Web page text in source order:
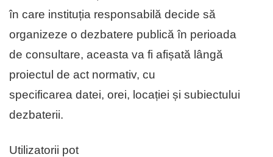
în care instituția responsabilă decide să
organizeze o dezbatere publică în perioada
de consultare, aceasta va fi afișată lângă
proiectul de act normativ, cu
specificarea datei, orei, locației și subiectului
dezbaterii.
Utilizatorii pot